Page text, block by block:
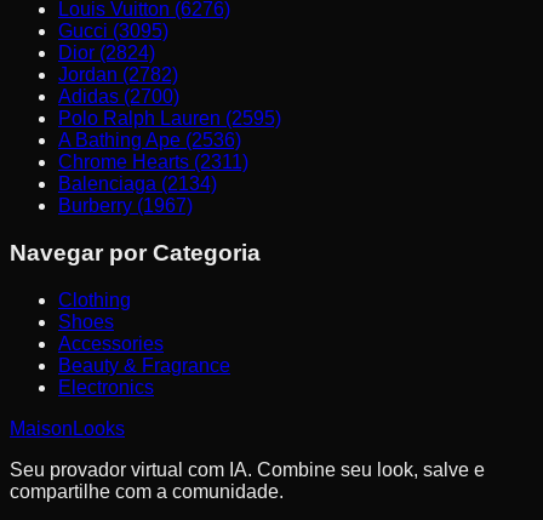
Louis Vuitton (6276)
Gucci (3095)
Dior (2824)
Jordan (2782)
Adidas (2700)
Polo Ralph Lauren (2595)
A Bathing Ape (2536)
Chrome Hearts (2311)
Balenciaga (2134)
Burberry (1967)
Navegar por Categoria
Clothing
Shoes
Accessories
Beauty & Fragrance
Electronics
MaisonLooks
Seu provador virtual com IA. Combine seu look, salve e
compartilhe com a comunidade.